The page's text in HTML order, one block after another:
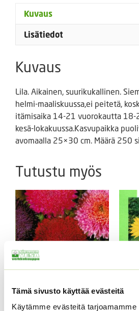
Tämä sivusto käyttää evästeitä
Käytämme evästeitä
Kuvaus
Lisätiedot
Kuvaus
Lila. Aikainen, suurikukallinen.
helmi-maaliskuussa,ei peitetä,
itämisaika 14-21 vuorokautta 18-
kesä-lokakuussa.Kasvupaikka
avomaalla 25×30 cm. Määrä 250
Tutustu myös
Kiinanasteri Benary’s
Princess